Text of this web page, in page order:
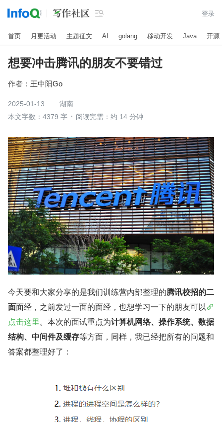
 登录
首页 月更活动 主题征文 AI golang 移动开发 Java 开源
想要冲击腾讯的朋友不要错过
作者： 王中阳Go
2025-01-13
湖南
本文字数：4379 字
阅读完需：约 14 分钟
今天要和大家分享的是我们训练营内部整理的腾讯校招的二
面面经，之前发过一面的面经，也想学习一下的朋友可以
点击这里。本次的面试重点为计算机网络、操作系统、数据
结构、中间件及缓存等方面，同样，我已经把所有的问题和
答案都整理好了：